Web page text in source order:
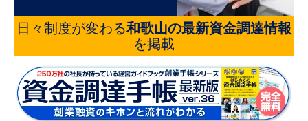
日々制度が変わる和歌山の最新資金調達情報
を掲載